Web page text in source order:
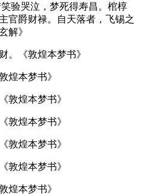
验哭泣，梦死得寿昌。棺椁
官爵财禄。自天落者，飞锡之
解》
《敦煌本梦书》
本梦书》
煌本梦书》
煌本梦书》
煌本梦书》
煌本梦书》
本梦书》